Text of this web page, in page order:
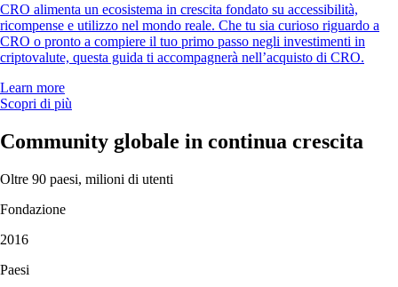
CRO alimenta un ecosistema in crescita fondato su accessibilità,
ricompense e utilizzo nel mondo reale. Che tu sia curioso riguardo a
CRO o pronto a compiere il tuo primo passo negli investimenti in
criptovalute, questa guida ti accompagnerà nell’acquisto di CRO.
Learn more
Scopri di più
Community globale in continua crescita
Oltre 90 paesi, milioni di utenti
Fondazione
2016
Paesi